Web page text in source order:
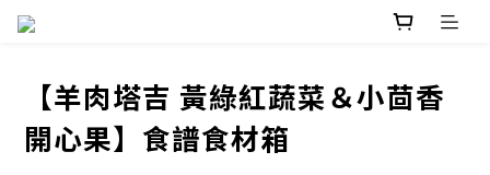
【羊肉塔吉 黃綠紅蔬菜＆小茴香
開心果】食譜食材箱